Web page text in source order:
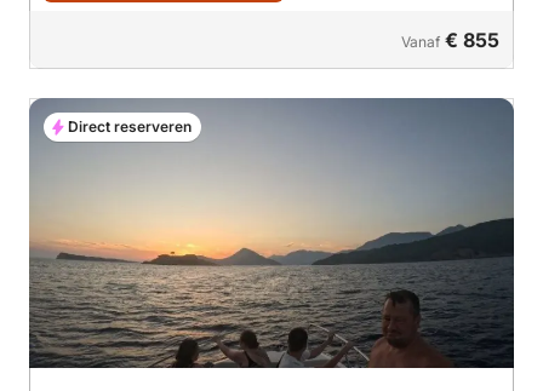
Vanaf € 855
Direct reserveren